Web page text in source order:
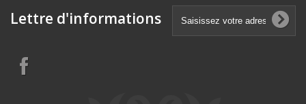
Lettre d'informations